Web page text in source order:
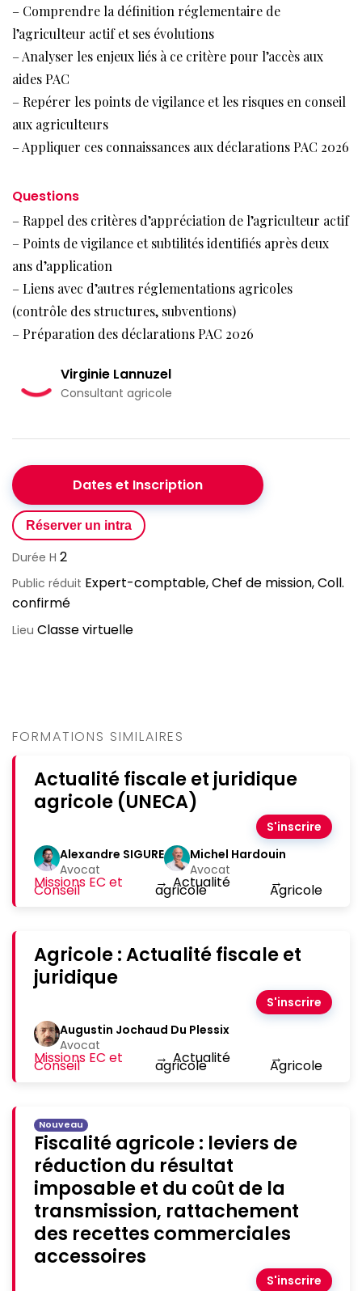
– Comprendre la définition réglementaire de
l’agriculteur actif et ses évolutions
– Analyser les enjeux liés à ce critère pour l’accès aux
aides PAC
– Repérer les points de vigilance et les risques en conseil
aux agriculteurs
– Appliquer ces connaissances aux déclarations PAC 2026
Questions
– Rappel des critères d’appréciation de l’agriculteur actif
– Points de vigilance et subtilités identifiés après deux
ans d’application
– Liens avec d’autres réglementations agricoles
(contrôle des structures, subventions)
– Préparation des déclarations PAC 2026
Virginie Lannuzel
Consultant agricole
Dates et Inscription
Réserver un intra
Durée H 2
Public réduit Expert-comptable, Chef de mission, Coll.
confirmé
Lieu Classe virtuelle
FORMATIONS SIMILAIRES
Actualité fiscale et juridique
agricole (UNECA)
S'inscrire
Alexandre SIGURE
Avocat
Michel Hardouin
Avocat
Missions EC et
Conseil → Actualité
agricole →
Agricole
Agricole : Actualité fiscale et
juridique
S'inscrire
Augustin Jochaud Du Plessix
Avocat
Missions EC et
Conseil → Actualité
agricole →
Agricole
Nouveau
Fiscalité agricole : leviers de
réduction du résultat
imposable et du coût de la
transmission, rattachement
des recettes commerciales
accessoires
S'inscrire